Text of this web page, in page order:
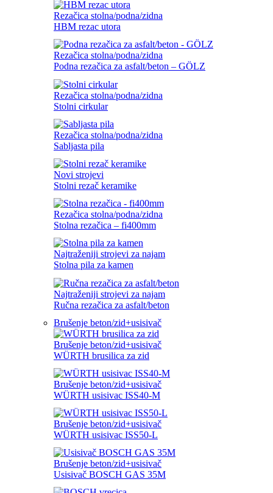
Rezačica stolna/podna/zidna
HBM rezac utora
Rezačica stolna/podna/zidna
Podna rezačica za asfalt/beton – GÖLZ
Rezačica stolna/podna/zidna
Stolni cirkular
Rezačica stolna/podna/zidna
Sabljasta pila
Novi strojevi
Stolni rezač keramike
Rezačica stolna/podna/zidna
Stolna rezačica – fi400mm
Najtraženiji strojevi za najam
Stolna pila za kamen
Najtraženiji strojevi za najam
Ručna rezačica za asfalt/beton
Brušenje beton/zid+usisivač
Brušenje beton/zid+usisivač
WÜRTH brusilica za zid
Brušenje beton/zid+usisivač
WÜRTH usisivac ISS40-M
Brušenje beton/zid+usisivač
WÜRTH usisivac ISS50-L
Brušenje beton/zid+usisivač
Usisivač BOSCH GAS 35M